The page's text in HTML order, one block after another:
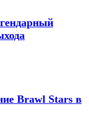
Brawl Stars в